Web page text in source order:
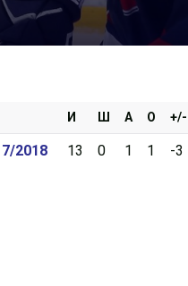
Спутник
И Ш А О +/-
2018 13 0 1 1 -3